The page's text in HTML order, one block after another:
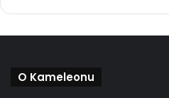
O Kameleonu